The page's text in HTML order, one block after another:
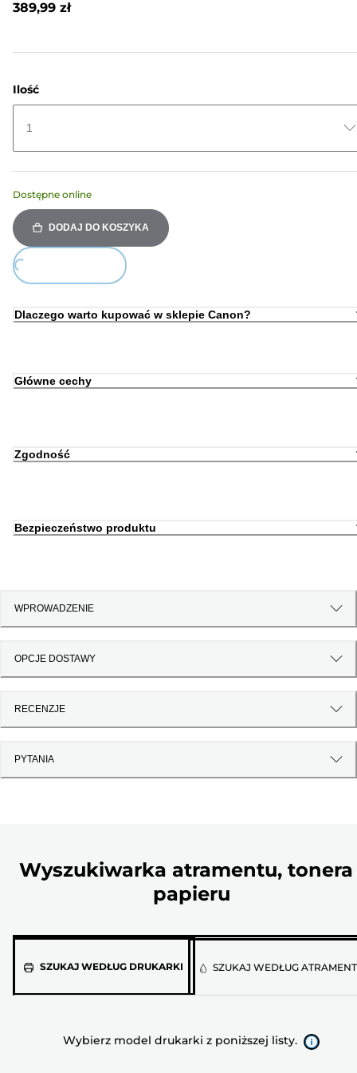
389,99 zł
Ilość
1
Dostępne online
DODAJ DO KOSZYKA
Dlaczego warto kupować w sklepie Canon?
Główne cechy
Zgodność
Bezpieczeństwo produktu
WPROWADZENIE
OPCJE DOSTAWY
RECENZJE
PYTANIA
Wyszukiwarka atramentu, tonera
papieru
SZUKAJ WEDŁUG DRUKARKI
Wybierz
poniższej
SZUKAJ WEDŁUG
Wybierz model drukarki z poniższej listy.